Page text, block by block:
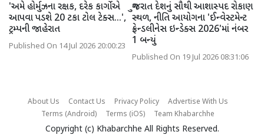
'અમે હોર્મુઝના રક્ષક, દરેક કાર્ગોએ
આપવા પડશે 20 ટકા ટોલ ટેક્સ...',
ટ્રમ્પની જાહેરાત
Published On 14 Jul 2026 20:00:23
ગુજરાત દેશનું સૌથી આશાસ્પદ રોકાણ
સ્થળ, નીતિ આયોગના 'ઈન્વેસ્ટમેન્ટ
ફ્રેન્ડલીનેસ ઇન્ડેક્સ 2026'માં નંબર
1 બન્યું
Published On 19 Jul 2026 08:31:06
About Us Contact Us Privacy Policy
Advertise With Us
Terms (Android)
Terms (iOS) Team Khabarchhe
Copyright (c) Khabarchhe All Rights Reserved.